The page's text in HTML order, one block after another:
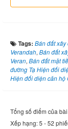
Tags: Bán đất
Verandah, Bán đất
Veran, Bán đất mặt
đường Tạ Hiện đối
Hiện đối diện căn hộ
Tổng số điểm của
Xếp hạng:5 -52